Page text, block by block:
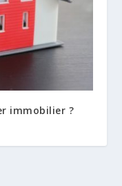
immobilier ?